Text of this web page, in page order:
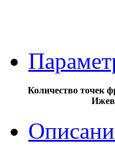
Количество точек